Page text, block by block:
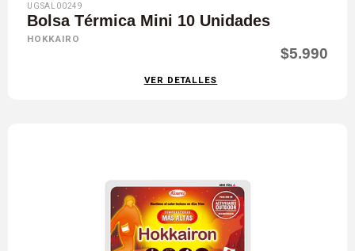
UGSAL00249
Bolsa Térmica Mini 10 Unidades
HOKKAIRO
$5.990
VER DETALLES